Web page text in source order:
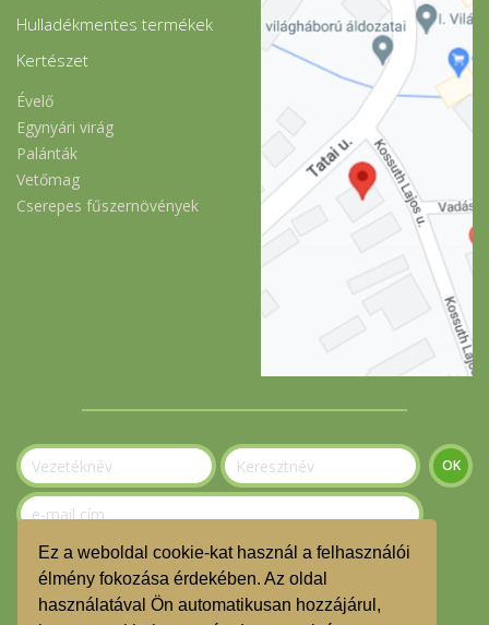
Ez a weboldal cookie-kat használ a felhasználói
élmény fokozása érdekében. Az oldal
használatával Ön automatikusan hozzájárul,
Hulladékmentes termékek
Kertészet
Évelő
Egynyári virág
Palánták
Vetőmag
Cserepes fűszernövények
Szeretnék feliratkozni a hírlevélre.
© Gerecse Szatyor Közösség 2023